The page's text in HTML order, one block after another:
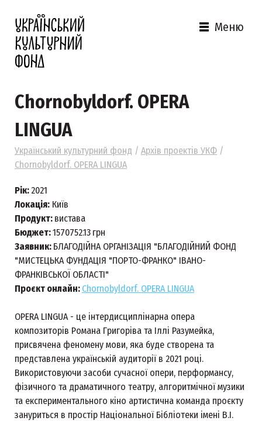
Меню
Chornobyldorf. OPERA
LINGUA
Український культурний фонд / Архів проектів УКФ /
Chornobyldorf. OPERA LINGUA
Рік: 2021
Локація: Київ
Продукт: вистава
Бюджет:1570752.13 грн
Заявник: БЛАГОДІЙНА ОРГАНІЗАЦІЯ "БЛАГОДІЙНИЙ ФОНД
"МИСТЕЦЬКА ФУНДАЦІЯ "ПОРТО-ФРАНКО" ІВАНО-
ФРАНКІВСЬКОЇ ОБЛАСТІ"
Проєкт онлайн: Chornobyldorf. OPERA LINGUA
OPERA LINGUA - це інтердисциплінарна опера
композиторів Романа Григоріва та Іллі Разумейка,
присвячена феномену мови, яка буде створена та
представлена українській аудиторії в 2021 році.
Використовуючи засоби сучасної опери, перформансу,
фізичного та драматичного театру, алгоритмічної музики
та експериментального кіно артистична команда проєкту
зануриться в простір Національної Бібліотеки імені В.І.